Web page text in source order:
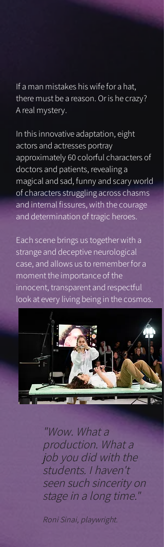
If a man mistakes his wife for a hat,
there must be a reason. Or is he crazy?
A real mystery.
In this innovative adaptation, eight
actors and actresses portray
approximately 60 colorful characters of
doctors and patients, revealing a
magical and sad, funny and scary world
of characters struggling across chasms
and internal fissures, with the courage
and determination of tragic heroes.
Each scene brings us together with a
strange and deceptive neurological
case, and allows us to remember for a
moment the importance of the
innocent, transparent and respectful
look at every living being in the cosmos.
"Wow. What a
production. What a
job you did with the
students. I haven't
seen such sincerity on
stage in a long time."
Roni Sinai, playwright.